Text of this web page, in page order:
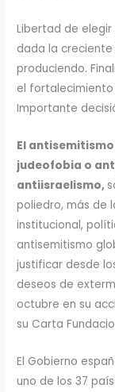
Libertad de
dada la
produciendo.
el fortalecimiento
Importante
El
judeofobia o
antiisraelismo,
poliedro, más de
institucional,
antisemitismo
justificar desde
deseos de
octubre en su
su Carta
El Gobierno
uno de los 37